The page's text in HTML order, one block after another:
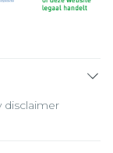
disclaimer